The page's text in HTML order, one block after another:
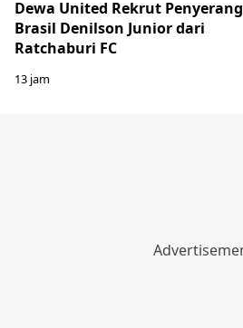
Dewa United Rekrut Penyerang
Brasil Denilson Junior dari
Ratchaburi FC
13 jam